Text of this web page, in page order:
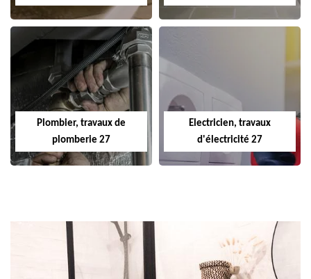
Plombier, travaux de
plomberie 27
Electricien, travaux
d'électricité 27